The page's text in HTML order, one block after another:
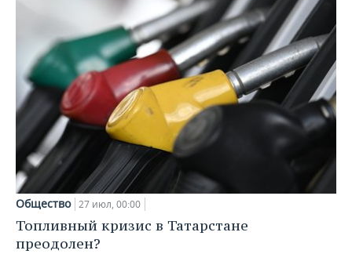
Общество 27 июл, 00:00
Топливный кризис в Татарстане
преодолен?